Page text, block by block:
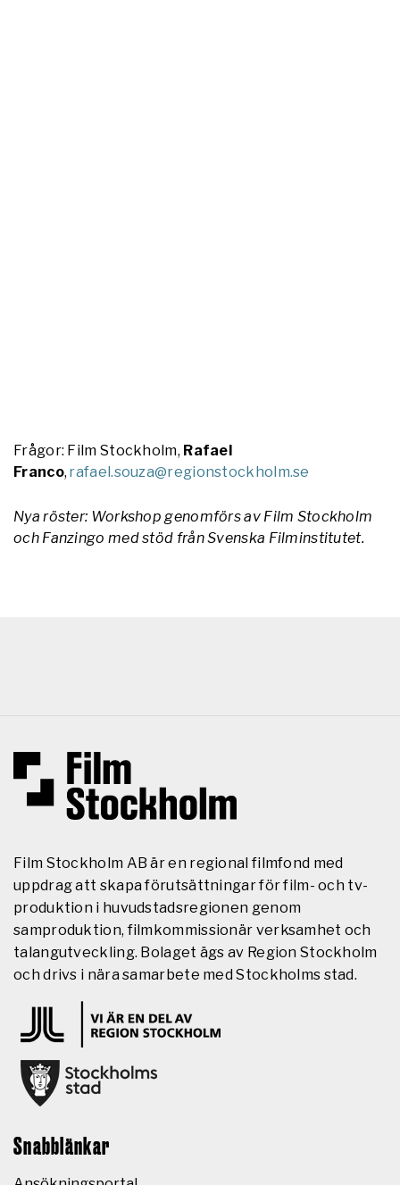
Frågor: Film Stockholm, Rafael
Franco, rafael.souza@regionstockholm.se
Nya röster: Workshop genomförs av Film Stockholm
och Fanzingo med stöd från Svenska Filminstitutet.
Film Stockholm AB är en regional filmfond med
uppdrag att skapa förutsättningar för film- och tv-
produktion i huvudstadsregionen genom
samproduktion, filmkommissionär verksamhet och
talangutveckling. Bolaget ägs av Region Stockholm
och drivs i nära samarbete med Stockholms stad.
Snabblänkar